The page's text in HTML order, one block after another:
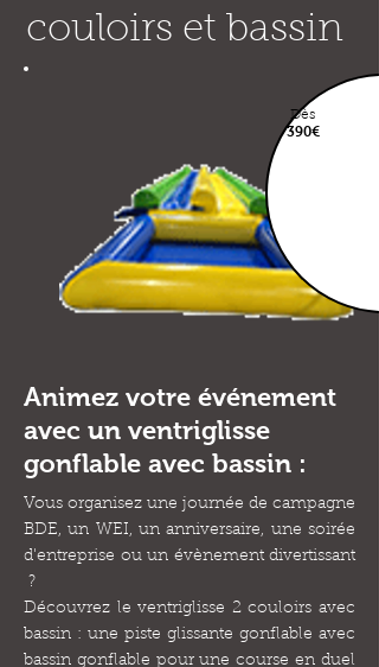
couloirs et bassin
Dès
390€
Animez votre événement
avec un ventriglisse
gonflable avec bassin :
Vous organisez une journée de campagne
BDE, un WEI, un anniversaire, une soirée
d'entreprise ou un évènement divertissant
?
Découvrez le ventriglisse 2 couloirs avec
bassin : une piste glissante gonflable avec
bassin gonflable pour une course en duel